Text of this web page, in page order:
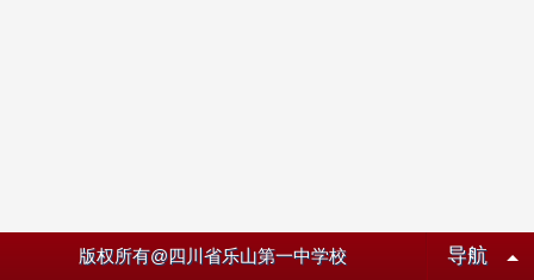
版权所有@四川省乐山第一中学校 导航